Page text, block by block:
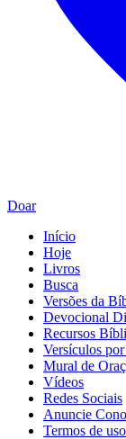
Doar
Início
Hoje
Livros
Busca
Versões da
Devocional
Recursos
Versículos
Mural de
Vídeos
Redes Sociais
Anuncie
Termos de